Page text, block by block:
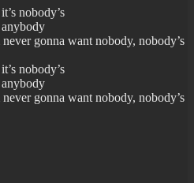
nobody’s
gonna want nobody, nobody’s
nobody’s
gonna want nobody, nobody’s